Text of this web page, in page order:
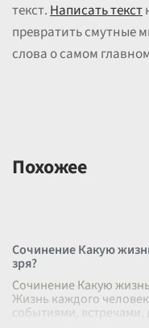
текст.Написать текст
превратить смутные
слова о самом
Похожее
Сочинение Какую
зря?
Сочинение Какую
Жизнь каждого
событиями,